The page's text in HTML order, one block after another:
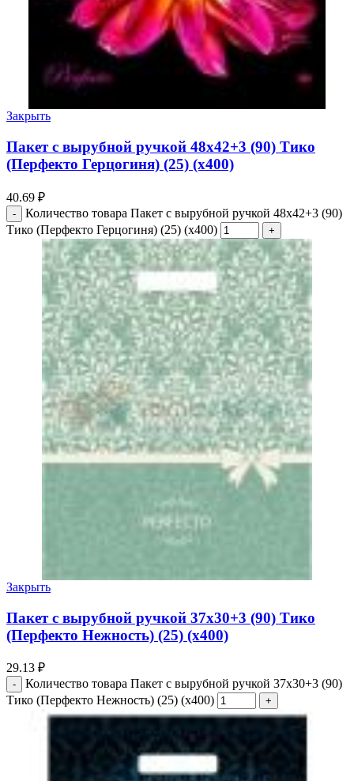
Закрыть
Пакет с вырубной ручкой 48х42+3 (90) Тико
(Перфекто Герцогиня) (25) (х400)
40.69 ₽
Количество товара Пакет с вырубной ручкой 48х42+3 (90)
Тико (Перфекто Герцогиня) (25) (х400)
Закрыть
Пакет с вырубной ручкой 37х30+3 (90) Тико
(Перфекто Нежность) (25) (х400)
29.13 ₽
Количество товара Пакет с вырубной ручкой 37х30+3 (90)
Тико (Перфекто Нежность) (25) (х400)